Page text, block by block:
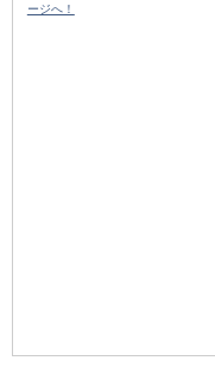
ージへ！